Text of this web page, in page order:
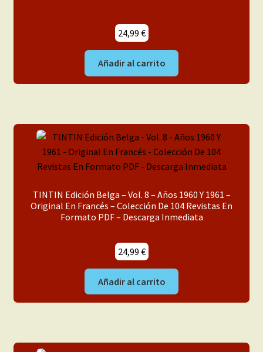
24,99 €
Añadir al carrito
TINTIN Edición Belga – Vol. 8 – Años 1960 Y 1961 –
Original En Francés – Colección De 104 Revistas En
Formato PDF – Descarga Inmediata
24,99 €
Añadir al carrito